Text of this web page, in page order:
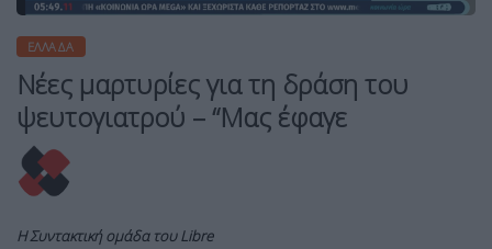
ΕΛΛΆΔΑ
Νέες μαρτυρίες για τη δράση του
ψευτογιατρού – “Μας έφαγε
Η Συντακτική ομάδα του Libre